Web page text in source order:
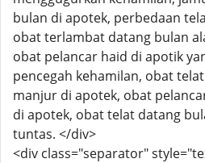
bulan di apotek, perbedaan
obat terlambat datang bulan
obat pelancar haid di apotik
pencegah kehamilan, obat
manjur di apotek, obat
di apotek, obat telat datang
tuntas. </div>
<div class="separator"